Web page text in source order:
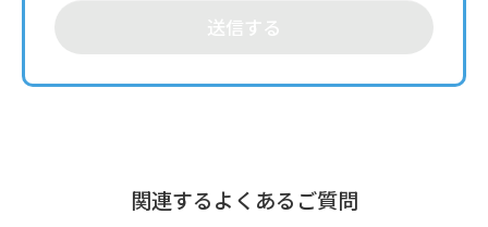
送信する
関連するよくあるご質問